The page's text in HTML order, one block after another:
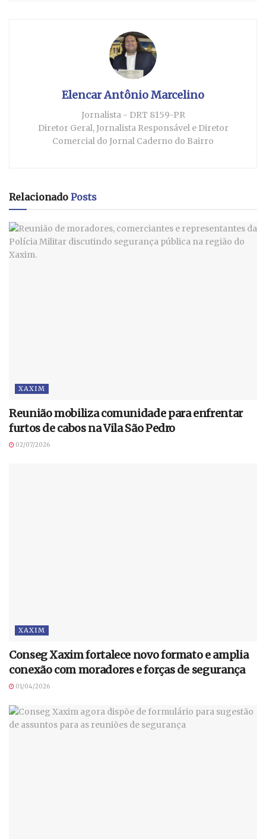
Elencar Antônio Marcelino
Jornalista - DRT 8159-PR
Diretor Geral, Jornalista Responsável e Diretor
Comercial do Jornal Caderno do Bairro
Relacionado Posts
XAXIM
Reunião mobiliza comunidade para enfrentar
furtos de cabos na Vila São Pedro
02/07/2026
XAXIM
Conseg Xaxim fortalece novo formato e amplia
conexão com moradores e forças de segurança
01/04/2026